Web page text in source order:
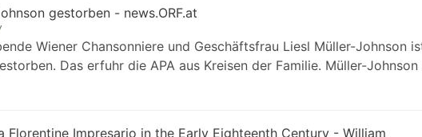
gestorben - news.ORF.at
Wiener Chanso­nni­e­re und Geschäftsfrau Liesl Müller-Johnson
Das erfuhr die APA aus Kreisen der Familie. Müller-Johnson
Florentine Impresario in the Early Eighteenth Century - William